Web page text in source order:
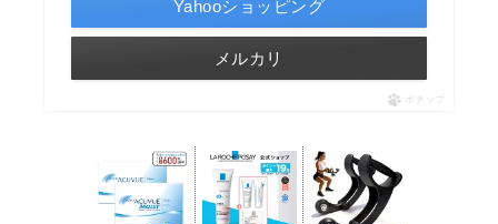
Yahooショッピング
メルカリ
ポチップ